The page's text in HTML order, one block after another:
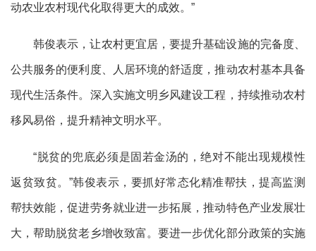
动农业农村现代化取得更大的成效。”
韩俊表示，让农村更宜居，要提升基础设施的完备度、
公共服务的便利度、人居环境的舒适度，推动农村基本具备
现代生活条件。深入实施文明乡风建设工程，持续推动农村
移风易俗，提升精神文明水平。
“脱贫的兜底必须是固若金汤的，绝对不能出现规模性
返贫致贫。”韩俊表示，要抓好常态化精准帮扶，提高监测
帮扶效能，促进劳务就业进一步拓展，推动特色产业发展壮
大，帮助脱贫老乡增收致富。要进一步优化部分政策的实施